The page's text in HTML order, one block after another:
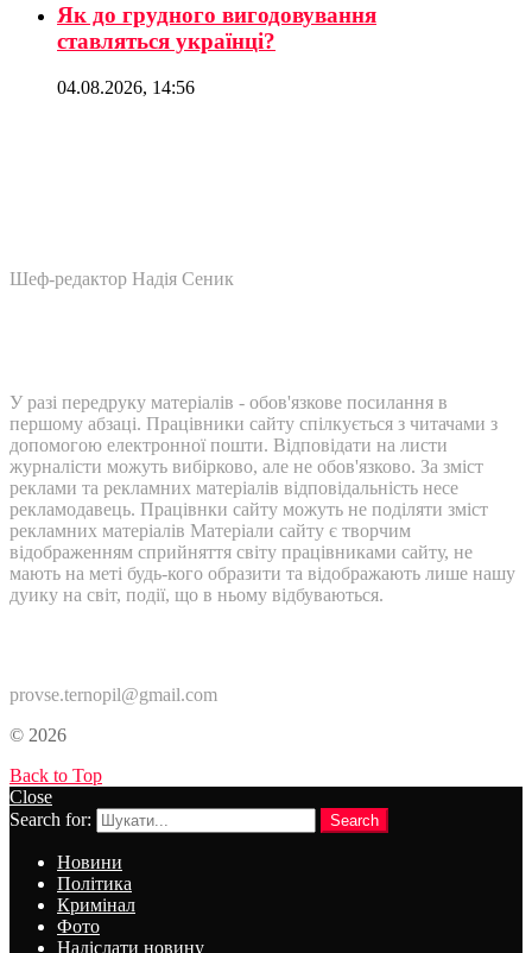
Як до грудного вигодовування
ставляться українці?
04.08.2026, 14:56
Шеф-редактор Надія Сеник
У разі передруку матеріалів - обов'язкове посилання в
першому абзаці. Працівники сайту спілкується з читачами з
допомогою електронної пошти. Відповідати на листи
журналісти можуть вибірково, але не обов'язково. За зміст
реклами та рекламних матеріалів відповідальність несе
рекламодавець. Працівнки сайту можуть не поділяти зміст
рекламних матеріалів Матеріали сайту є творчим
відображенням сприйняття світу працівниками сайту, не
мають на меті будь-кого образити та відображають лише нашу
дуику на світ, події, що в ньому відбуваються.
provse.ternopil@gmail.com
© 2026
Back to Top
Close
Search for:
Search
Новини
Політика
Кримінал
Фото
Надіслати новину